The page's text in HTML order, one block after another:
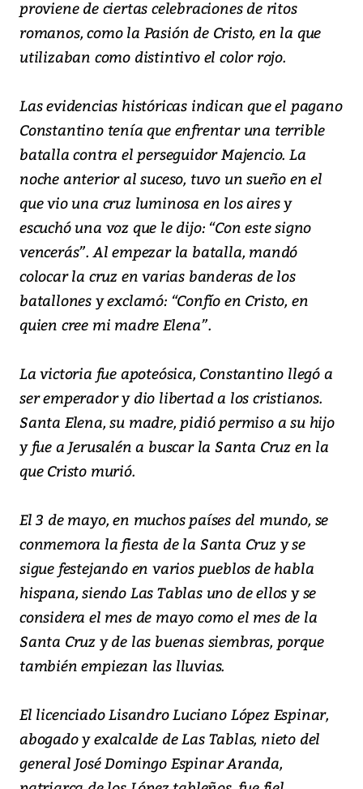
proviene de ciertas celebraciones de ritos
romanos, como la Pasión de Cristo, en la que
utilizaban como distintivo el color rojo.
Las evidencias históricas indican que el pagano
Constantino tenía que enfrentar una terrible
batalla contra el perseguidor Majencio. La
noche anterior al suceso, tuvo un sueño en el
que vio una cruz luminosa en los aires y
escuchó una voz que le dijo: “Con este signo
vencerás”. Al empezar la batalla, mandó
colocar la cruz en varias banderas de los
batallones y exclamó: “Confío en Cristo, en
quien cree mi madre Elena”.
La victoria fue apoteósica, Constantino llegó a
ser emperador y dio libertad a los cristianos.
Santa Elena, su madre, pidió permiso a su hijo
y fue a Jerusalén a buscar la Santa Cruz en la
que Cristo murió.
El 3 de mayo, en muchos países del mundo, se
conmemora la fiesta de la Santa Cruz y se
sigue festejando en varios pueblos de habla
hispana, siendo Las Tablas uno de ellos y se
considera el mes de mayo como el mes de la
Santa Cruz y de las buenas siembras, porque
también empiezan las lluvias.
El licenciado Lisandro Luciano López Espinar,
abogado y exalcalde de Las Tablas, nieto del
general José Domingo Espinar Aranda,